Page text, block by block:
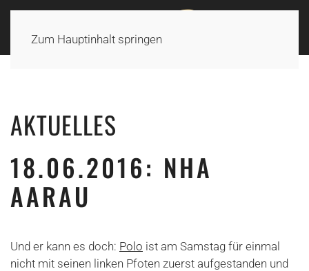
Zum Hauptinhalt springen
AKTUELLES
18.06.2016: NHA
AARAU
Und er kann es doch: Polo ist am Samstag für einmal
nicht mit seinen linken Pfoten zuerst aufgestanden und